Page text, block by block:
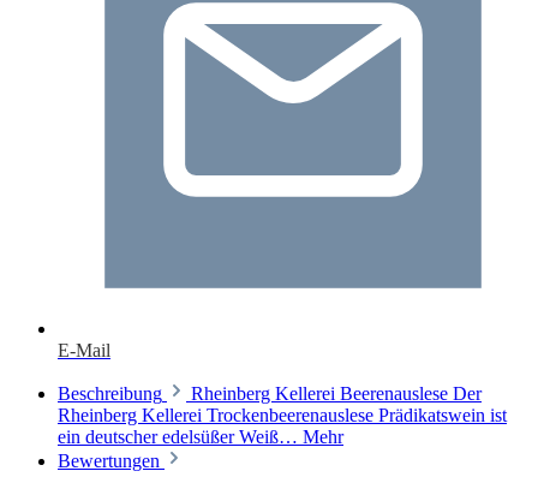
E-Mail
Beschreibung
Rheinberg Kellerei Beerenauslese Der
Rheinberg Kellerei Trockenbeerenauslese Prädikatswein ist
ein deutscher edelsüßer Weiß… Mehr
Bewertungen